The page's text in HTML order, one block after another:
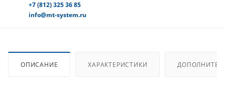
+7 (812) 325 36 85
info@mt-system.ru
ОПИСАНИЕ ХАРАКТЕРИСТИКИ